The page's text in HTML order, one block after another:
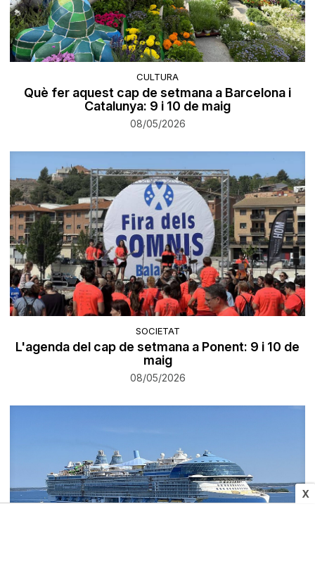
X
CULTURA
Què fer aquest cap de setmana a Barcelona i
Catalunya: 9 i 10 de maig
08/05/2026
SOCIETAT
L'agenda del cap de setmana a Ponent: 9 i 10 de
maig
08/05/2026